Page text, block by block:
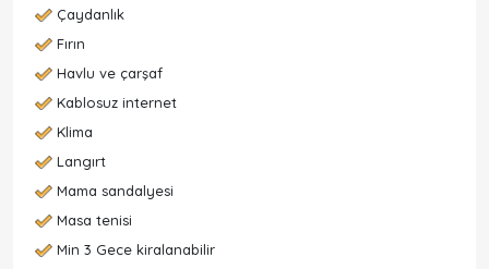
Çaydanlık
Fırın
Havlu ve çarşaf
Kablosuz internet
Klima
Langırt
Mama sandalyesi
Masa tenisi
Min 3 Gece kiralanabilir